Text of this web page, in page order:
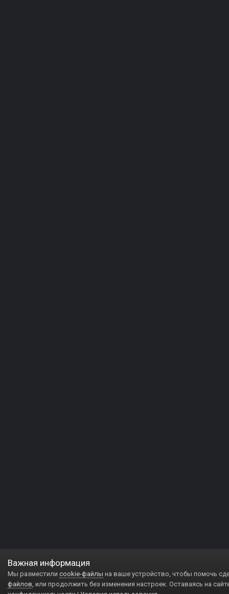
Важная информация
Мы разместили cookie-файлы на ваше устройство, чтобы помочь
файлов, или продолжить без изменения настроек. Оставаясь на